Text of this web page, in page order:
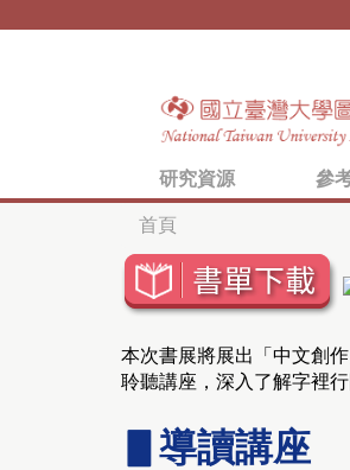
研究資源 參
您
在
裡
首頁
本次書展將展出「中文創
聆聽講座，深入了解字裡
▋導讀講座